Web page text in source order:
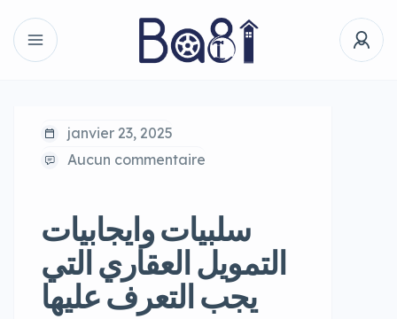
janvier 23, 2025
Aucun commentaire
سلبيات وايجابيات
التمويل العقاري التي
يجب التعرف عليها